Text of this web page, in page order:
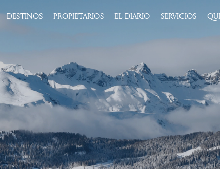
DESTINOS PROPIETARIOS EL DIARIO SERVICIOS